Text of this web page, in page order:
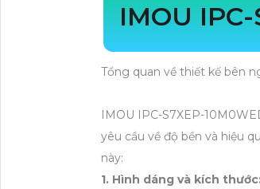
IMOU
Tổng quan về thiết kế bên
IMOU IPC-S7XEP-
yêu cầu về độ bền và hiệu
này:
1. Hình dáng và kích thước: